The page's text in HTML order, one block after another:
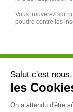
Vous trouverez sur
poudre contre les
Abonnez-